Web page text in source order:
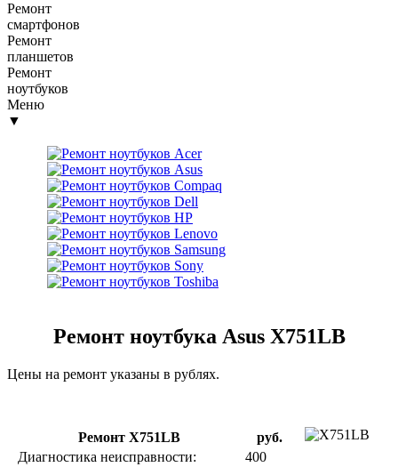
Ремонт
смартфонов
Ремонт
планшетов
Ремонт
ноутбуков
Меню
▼
Ремонт ноутбука Asus X751LB
Цены на ремонт указаны в рублях.
Ремонт X751LB
руб.
Диагностика неисправности:
400